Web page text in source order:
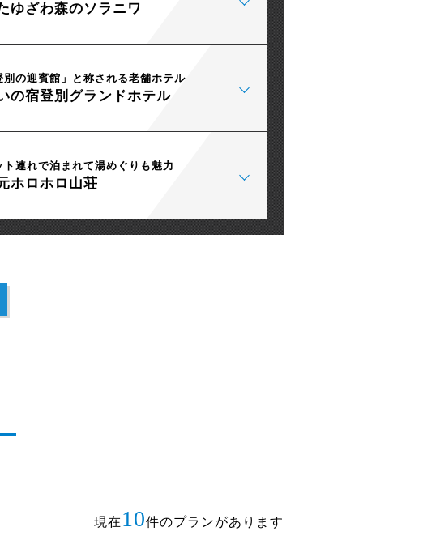
ゆざわ森のソラニワ
別の迎賓館」と称される老舗ホテル
の宿登別グランドホテル
ト連れで泊まれて湯めぐりも魅力
ホロホロ山荘
現在 10件のプランがあります